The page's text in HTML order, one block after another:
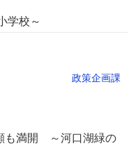
学校～
政策企画課
満開 ～河口湖緑の